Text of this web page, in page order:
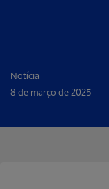
Notícia
8 de março de 2025